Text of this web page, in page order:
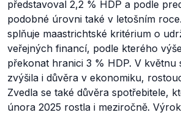
představoval 2,2 % HDP a podle
podobné úrovni také v letošním
splňuje maastrichtské kritérium o
veřejných financí, podle kterého
překonat hranici 3 % HDP. V květnu
zvýšila i důvěra v ekonomiku,
Zvedla se také důvěra spotřebitele,
února 2025 rostla i meziročně.